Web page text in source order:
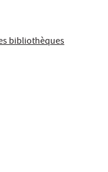
bibliothèques